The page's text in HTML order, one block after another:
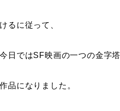
るに従って、
日ではSF映画の一つの金字塔
品になりました。